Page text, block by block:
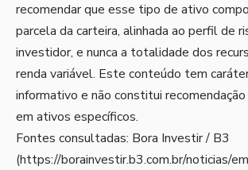
recomendar que esse tipo de ativo
parcela da carteira, alinhada ao perfil de
investidor, e nunca a totalidade dos
renda variável. Este conteúdo tem
informativo e não constitui
em ativos específicos.
Fontes consultadas: Bora Investir / B3
(https://borainvestir.b3.com.br/noticias/